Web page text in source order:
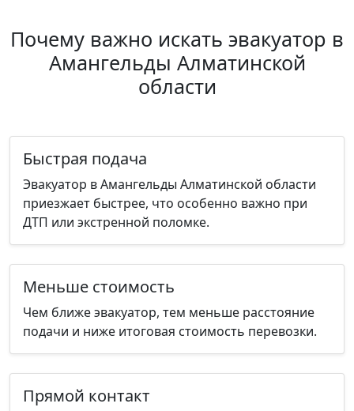
Почему важно искать эвакуатор в
Амангельды Алматинской
области
Быстрая подача
Эвакуатор в Амангельды Алматинской области
приезжает быстрее, что особенно важно при
ДТП или экстренной поломке.
Меньше стоимость
Чем ближе эвакуатор, тем меньше расстояние
подачи и ниже итоговая стоимость перевозки.
Прямой контакт